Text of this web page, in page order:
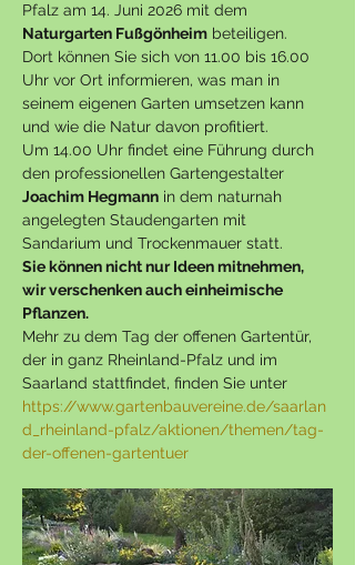
Pfalz am 14. Juni 2026 mit dem
Naturgarten Fußgönheim beteiligen.
Dort können Sie sich von 11.00 bis 16.00
Uhr vor Ort informieren, was man in
seinem eigenen Garten umsetzen kann
und wie die Natur davon profitiert.
Um 14.00 Uhr findet eine Führung durch
den professionellen Gartengestalter
Joachim Hegmann in dem naturnah
angelegten Staudengarten mit
Sandarium und Trockenmauer statt.
Sie können nicht nur Ideen mitnehmen,
wir verschenken auch einheimische
Pflanzen.
Mehr zu dem Tag der offenen Gartentür,
der in ganz Rheinland-Pfalz und im
Saarland stattfindet, finden Sie unter
https://www.gartenbauvereine.de/saarlan
d_rheinland-pfalz/aktionen/themen/tag-
der-offenen-gartentuer